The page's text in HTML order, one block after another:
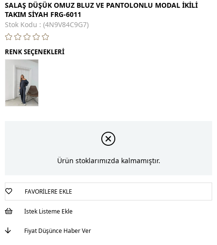
SALAŞ DÜŞÜK OMUZ BLUZ VE PANTOLONLU MODAL İKİLİ
TAKIM SİYAH FRG-6011
Stok Kodu
(4N9V84C9G7)
RENK SEÇENEKLERİ
Ürün stoklarımızda kalmamıştır.
FAVORILERE EKLE
İstek Listeme Ekle
Fiyat Düşünce Haber Ver